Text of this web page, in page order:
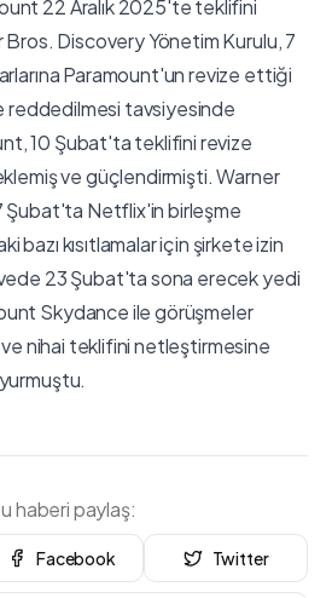
22 Aralık 2025'te teklifini
Discovery Yönetim Kurulu, 7
Paramount'un revize ettiği
reddedilmesi tavsiyesinde
10 Şubat'ta teklifini revize
ve güçlendirmişti. Warner
Şubat'ta Netflix'in birleşme
bazı kısıtlamalar için şirkete izin
23 Şubat'ta sona erecek yedi
Skydance ile görüşmeler
nihai teklifini netleştirmesine
haberi paylaş:
Facebook Twitter